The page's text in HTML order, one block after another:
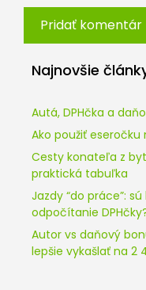
Najnovšie
Autá, DPHčka a
Ako použiť
Cesty konateľa z
praktická tabuľka
Jazdy “do práce”:
odpočítanie
Autor vs daňový
lepšie vykašlať na 2